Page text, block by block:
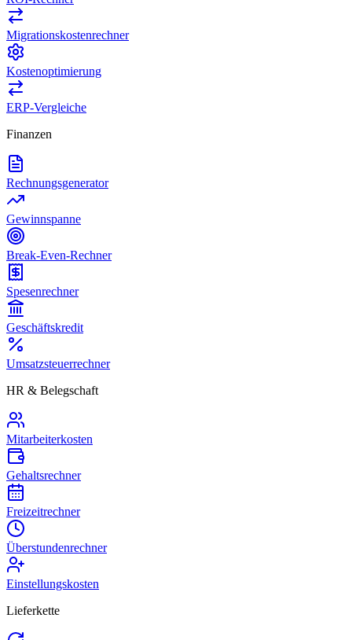
Migrationskostenrechner
Kostenoptimierung
ERP-Vergleiche
Finanzen
Rechnungsgenerator
Gewinnspanne
Break-Even-Rechner
Spesenrechner
Geschäftskredit
Umsatzsteuerrechner
HR & Belegschaft
Mitarbeiterkosten
Gehaltsrechner
Freizeitrechner
Überstundenrechner
Einstellungskosten
Lieferkette